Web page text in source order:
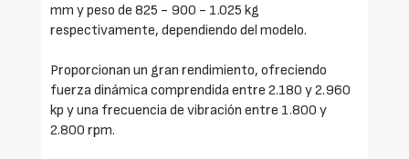
mm y peso de 825 - 900 - 1.025 kg
respectivamente, dependiendo del modelo.
Proporcionan un gran rendimiento, ofreciendo
fuerza dinámica comprendida entre 2.180 y 2.960
kp y una frecuencia de vibración entre 1.800 y
2.800 rpm.